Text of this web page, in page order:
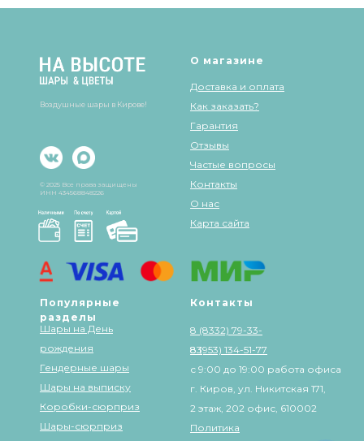
О магазине
Доставка и оплата
Популярные
разделы
Шары на День
рождения
Контакты
© 2025 Все права защищены
Как заказать?
Гарантия
Отзывы
Частые вопросы
Контакты
О нас
Гендерные шары
Шары на выписку
Коробки-сюрприз
Шары-сюрприз
8 (8332) 79-33-
83
8 (953) 134-51-77
с 9:00 до 19:00 работа офиса
г. Киров, ул. Никитская 171,
2 этаж, 202 офис, 610002
ИНН 434568848226
Политика
Карта сайта
Воздушные шары в Кирове!